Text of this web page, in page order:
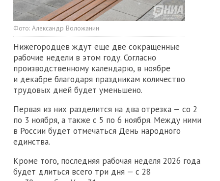
Фото: Александр Воложанин
Нижегородцев ждут еще две сокращенные
рабочие недели в этом году. Согласно
производственному календарю, в ноябре
и декабре благодаря праздникам количество
трудовых дней будет уменьшено.
Первая из них разделится на два отрезка — со 2
по 3 ноября, а также с 5 по 6 ноября. Между ними
в России будет отмечаться День народного
единства.
Кроме того, последняя рабочая неделя 2026 года
будет длиться всего три дня — с 28